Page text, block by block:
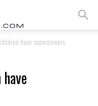
have superpowers